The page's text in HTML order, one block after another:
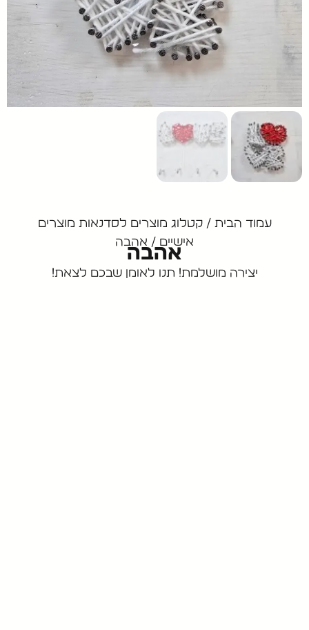
עמוד הבית /קטלוג מוצרים לסדנאות מוצרים
אישיים / אהבה
אהבה
יצירה מושלמת! תנו לאומן שבכם לצאת!